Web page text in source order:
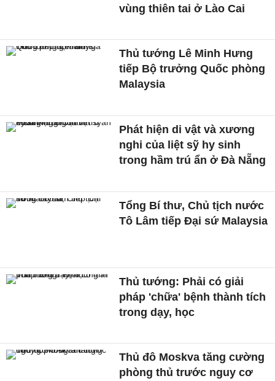
vùng thiên tai ở Lào Cai
Thủ tướng Lê Minh Hưng
tiếp Bộ trưởng Quốc phòng
Malaysia
Phát hiện di vật và xương
nghi của liệt sỹ hy sinh
trong hầm trú ẩn ở Đà Nẵng
Tổng Bí thư, Chủ tịch nước
Tô Lâm tiếp Đại sứ Malaysia
Thủ tướng: Phải có giải
pháp 'chữa' bệnh thành tích
trong dạy, học
Thủ đô Moskva tăng cường
phòng thủ trước nguy cơ